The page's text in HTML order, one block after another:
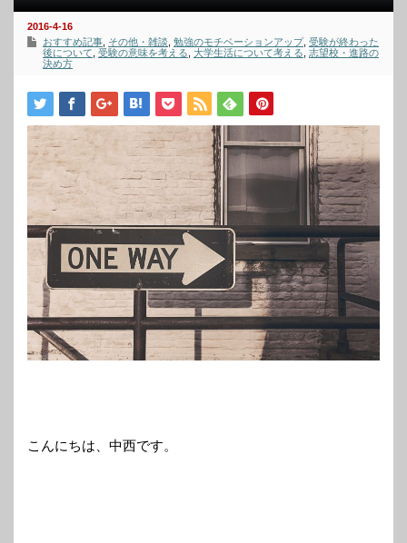
2016-4-16
おすすめ記事 その他・雑談 勉強のモチベーションアップ, 受験が終わった
後について 受験の意味を考える 大学生活について考える 志望校・進路の
決め方
こんにちは、中西です。